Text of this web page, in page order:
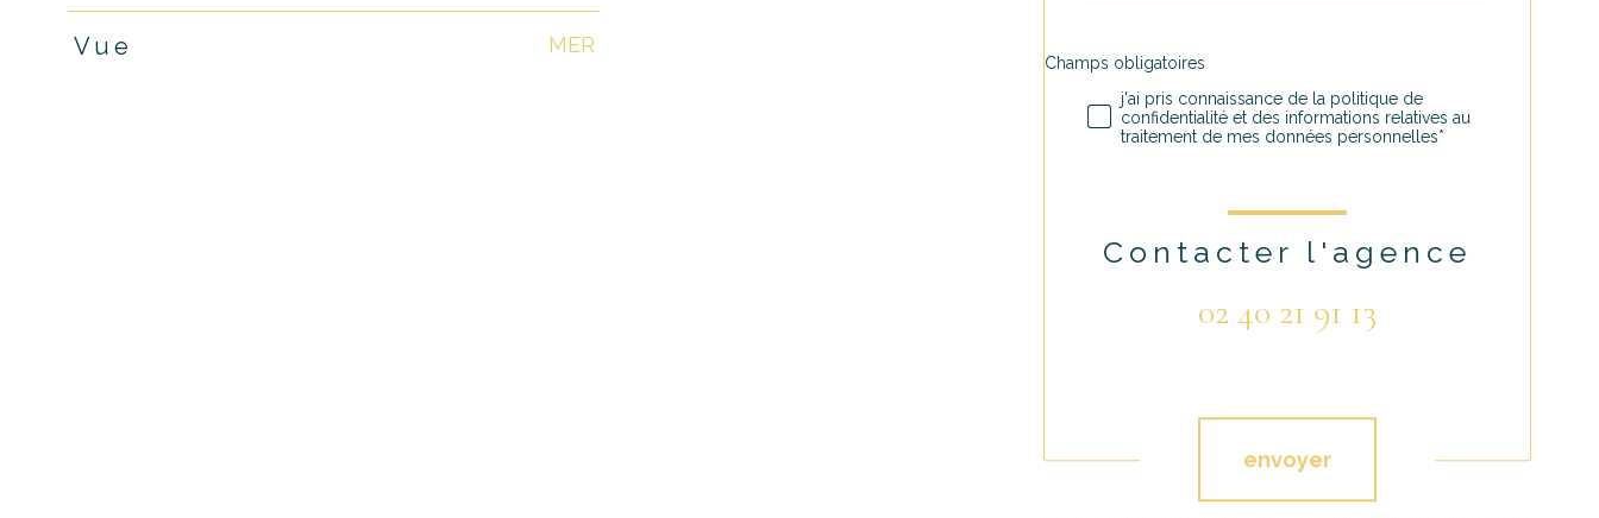
Vue MER
Validation
* Champs obligatoires
j'ai pris connaissance de la politique de
confidentialité et des informations relatives au
traitement de mes données personnelles*
Contacter l'agence
02 40 21 91 13
envoyer